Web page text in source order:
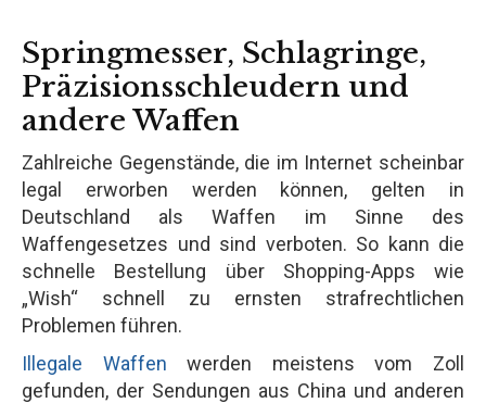
Springmesser, Schlagringe,
Präzisionsschleudern und
andere Waffen
Zahlreiche Gegenstände, die im Internet scheinbar
legal erworben werden können, gelten in
Deutschland als Waffen im Sinne des
Waffengesetzes und sind verboten. So kann die
schnelle Bestellung über Shopping-Apps wie
„Wish“ schnell zu ernsten strafrechtlichen
Problemen führen.
Illegale Waffen werden meistens vom Zoll
gefunden, der Sendungen aus China und anderen